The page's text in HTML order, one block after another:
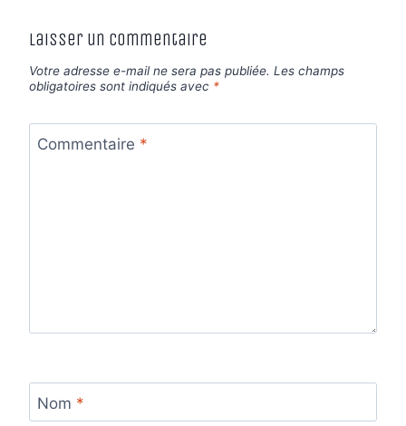
Laisser un commentaire
Votre adresse e-mail ne sera pas publiée. Les champs
obligatoires sont indiqués avec *
Commentaire *
Nom *